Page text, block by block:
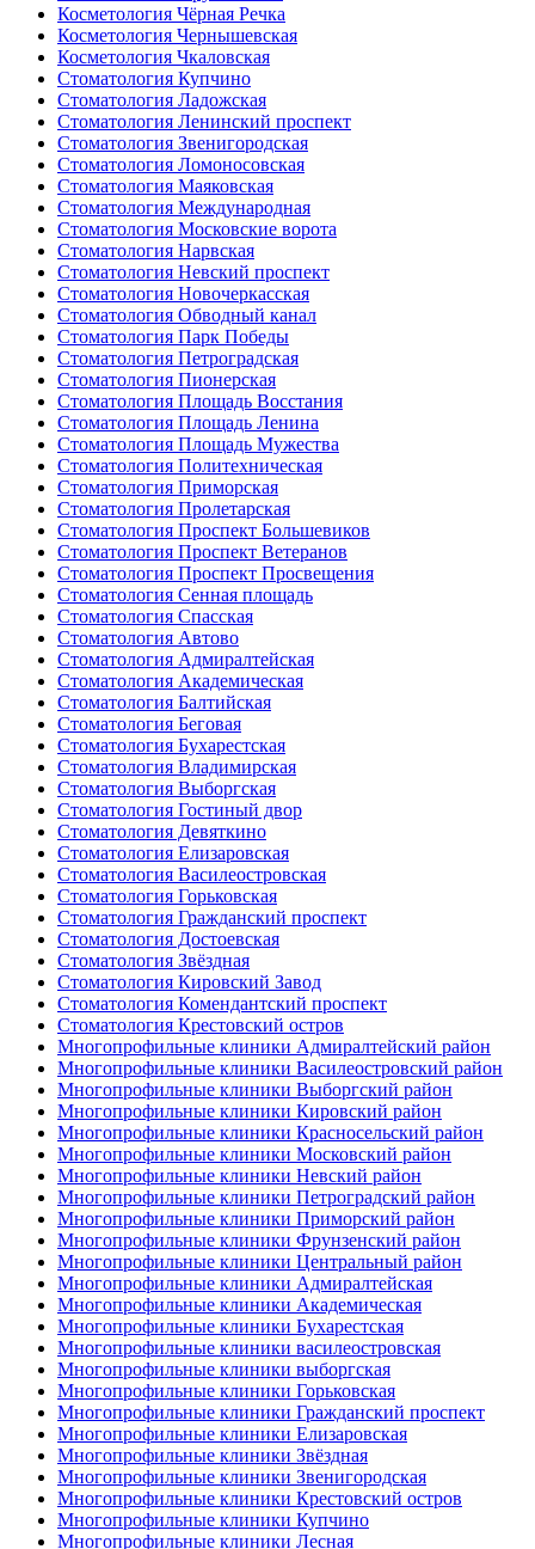
Косметология Чёрная Речка
Косметология Чернышевская
Косметология Чкаловская
Стоматология Купчино
Стоматология Ладожская
Стоматология Ленинский проспект
Стоматология Звенигородская
Стоматология Ломоносовская
Стоматология Маяковская
Стоматология Международная
Стоматология Московские ворота
Стоматология Нарвская
Стоматология Невский проспект
Стоматология Новочеркасская
Стоматология Обводный канал
Стоматология Парк Победы
Стоматология Петроградская
Стоматология Пионерская
Стоматология Площадь Восстания
Стоматология Площадь Ленина
Стоматология Площадь Мужества
Стоматология Политехническая
Стоматология Приморская
Стоматология Пролетарская
Стоматология Проспект Большевиков
Стоматология Проспект Ветеранов
Стоматология Проспект Просвещения
Стоматология Сенная площадь
Стоматология Спасская
Стоматология Автово
Стоматология Адмиралтейская
Стоматология Академическая
Стоматология Балтийская
Стоматология Беговая
Стоматология Бухарестская
Стоматология Владимирская
Стоматология Выборгская
Стоматология Гостиный двор
Стоматология Девяткино
Стоматология Елизаровская
Стоматология Василеостровская
Стоматология Горьковская
Стоматология Гражданский проспект
Стоматология Достоевская
Стоматология Звёздная
Стоматология Кировский Завод
Стоматология Комендантский проспект
Стоматология Крестовский остров
Многопрофильные клиники Адмиралтейский район
Многопрофильные клиники Василеостровский район
Многопрофильные клиники Выборгский район
Многопрофильные клиники Кировский район
Многопрофильные клиники Красносельский район
Многопрофильные клиники Московский район
Многопрофильные клиники Невский район
Многопрофильные клиники Петроградский район
Многопрофильные клиники Приморский район
Многопрофильные клиники Фрунзенский район
Многопрофильные клиники Центральный район
Многопрофильные клиники Адмиралтейская
Многопрофильные клиники Академическая
Многопрофильные клиники Бухарестская
Многопрофильные клиники василеостровская
Многопрофильные клиники выборгская
Многопрофильные клиники Горьковская
Многопрофильные клиники Гражданский проспект
Многопрофильные клиники Елизаровская
Многопрофильные клиники Звёздная
Многопрофильные клиники Звенигородская
Многопрофильные клиники Крестовский остров
Многопрофильные клиники Купчино
Многопрофильные клиники Лесная